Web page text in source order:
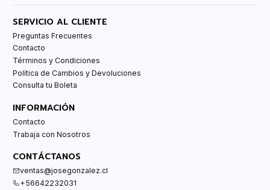
SERVICIO AL CLIENTE
Preguntas Frecuentes
Contacto
Términos y Condiciones
Política de Cambios y Devoluciones
Consulta tu Boleta
INFORMACIÓN
Contacto
Trabaja con Nosotros
CONTÁCTANOS
ventas@josegonzalez.cl
+56642232031